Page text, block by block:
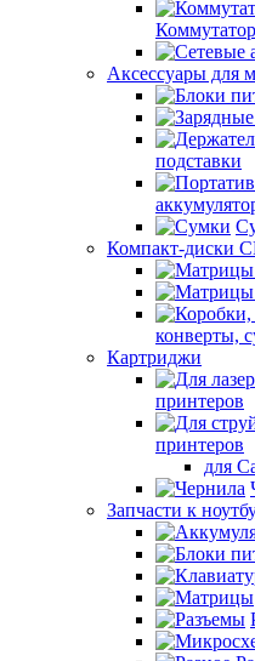
Аксессуары для
подставки
Компакт-диски
конверты,
Картриджи
принтеров
принтеров
для
Запчасти к